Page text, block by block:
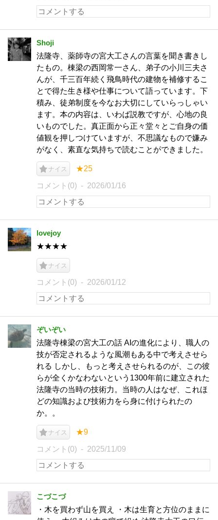
Shoji
法隆寺、薬師寺の宮大工さんの言葉を聞き書きし
たもの。棟梁の西岡常一さん、弟子の小川三夫さ
んが、千三百年続く飛鳥時代の建物を補修するこ
とで得た生き様や仕事について語っています。下
積み、徒弟制度を今なお大切にしていらっしゃい
ます。本の内容は、いわば説教ですが、心地の良
いものでした。真正面から正々堂々とご自身の価
値観を押しつけていますが、不思議なもので嫌み
がなく、素直な気持ちで読むことができました。
ナイス ★25
コメント(0) 2026/01/16
lovejoy
★★★★
ナイス
コメント(0) 2026/01/12
ぞいぞい
法隆寺棟梁の宮大工の話 AIの進化により、職人の
技が否定されるような風潮もある中で考えさせら
れる しかし、もっと考えさせられるのが、この彼
らが全くかなわないという1300年前に建立された
法隆寺の当時の技術力。当時の人はなぜ、これほ
どの知識および技術力をら身に付けられたの
か。。
ナイス ★9
コメント(0) 2025/11/09
こづこづ
・木を買わず山を買え ・木は生育と方位のままに